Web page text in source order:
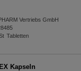
Vertriebs GmbH
Tabletten
Kapseln